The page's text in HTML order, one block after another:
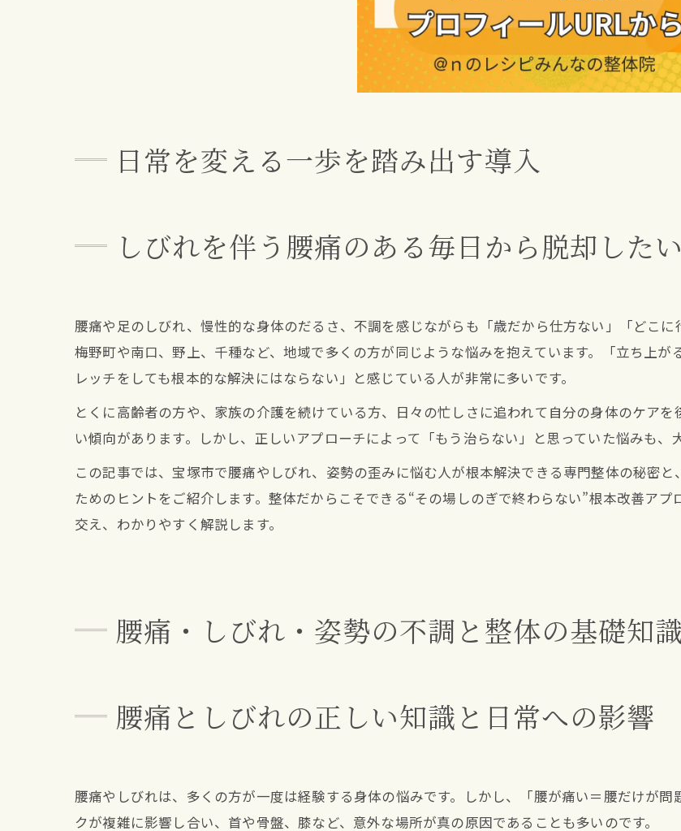
日常を変える一歩を踏み出す導入
しびれを伴う腰痛のある毎日から脱却した
腰痛や足のしびれ、慢性的な身体のだるさ、不調を感じながらも「歳だから仕方ない」「どこに
梅野町や南口、野上、千種など、地域で多くの方が同じような悩みを抱えています。「立ち上
レッチをしても根本的な解決にはならない」と感じている人が非常に多いです。
とくに高齢者の方や、家族の介護を続けている方、日々の忙しさに追われて自分の身体のケア
い傾向があります。しかし、正しいアプローチによって「もう治らない」と思っていた悩みも、
この記事では、宝塚市で腰痛やしびれ、姿勢の歪みに悩む人が根本解決できる専門整体の秘密
ためのヒントをご紹介します。整体だからこそできる“その場しのぎで終わらない”根本改善ア
交え、わかりやすく解説します。
腰痛・しびれ・姿勢の不調と整体の基礎知識
腰痛としびれの正しい知識と日常への影響
腰痛やしびれは、多くの方が一度は経験する身体の悩みです。しかし、「腰が痛い＝腰だけが
クが複雑に影響し合い、首や骨盤、膝など、意外な場所が真の原因であることも多いのです。